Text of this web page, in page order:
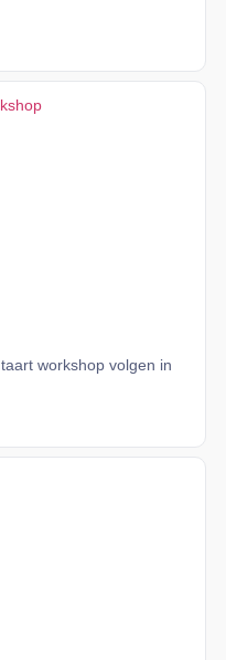
workshop volgen in